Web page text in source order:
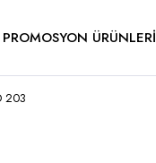
PROMOSYON ÜRÜNLERI
203